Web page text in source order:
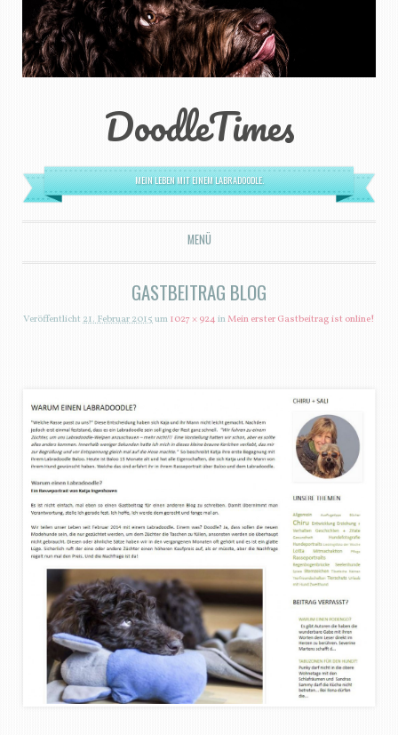
DoodleTimes
MEIN LEBEN MIT EINEM LABRADOODLE.
MENÜ
ZUM INHALT SPRINGEN
GASTBEITRAG BLOG
Veröffentlicht21. Februar 2015um1027 × 924inMein erster Gastbeitrag ist online!